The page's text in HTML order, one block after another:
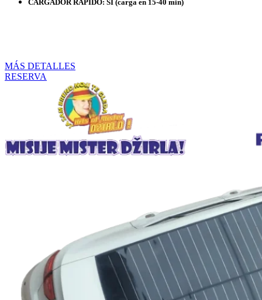
CARGADOR RÁPIDO: SI (carga en 15-40 min)
MÁS DETALLES
RESERVA